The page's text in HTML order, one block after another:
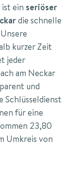
ein seriöser
die schnelle
kurzer Zeit
jeder
am Neckar
und
für eine
23,80
Umkreis von